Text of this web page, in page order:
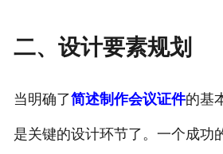
二、设计要素规划
当明确了简述制作会议证件的基
是关键的设计环节了。一个成功